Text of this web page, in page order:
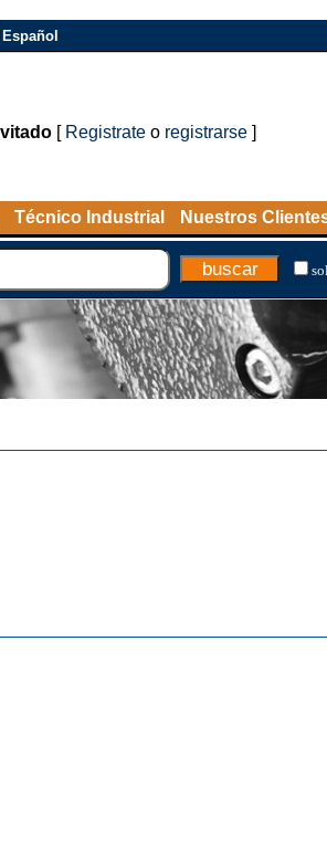
Español
[ Registrateo registrarse]
Técnico Industrial Nuestros